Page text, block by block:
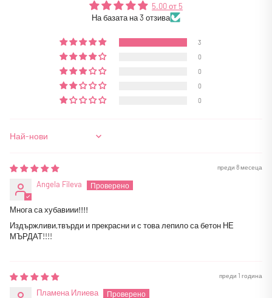
5.00 от 5
На базата на 3 отзива
3
0
0
0
0
Sort by
преди 8 месеца
Angela Fileva
Многа са хубавиии!!!!
Издържливи,твърди и прекрасни и с това лепило са бетон НЕ
МЪРДАТ!!!!
преди 1 година
Пламена Илиева